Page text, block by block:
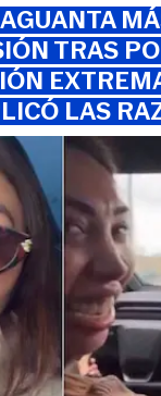
TRAS
LAS